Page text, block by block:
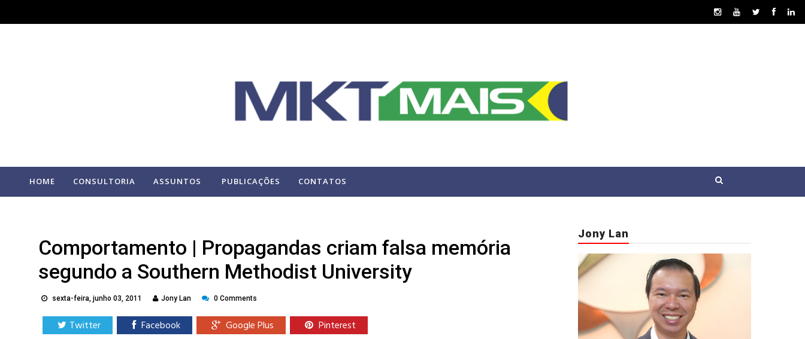
HOME CONSULTORIA ASSUNTOS PUBLICAÇÕES CONTATOS
Comportamento | Propagandas criam falsa memória
segundo a Southern Methodist University
sexta-feira, junho 03, 2011 Jony Lan 0 Comments
Twitter Facebook Google Plus Pinterest
Jony Lan